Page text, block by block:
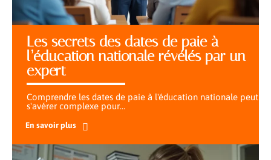
Les secrets des dates de paie à
l’éducation nationale révélés par un
expert
Comprendre les dates de paie à l'éducation nationale peut
s'avérer complexe pour…
En savoir plus